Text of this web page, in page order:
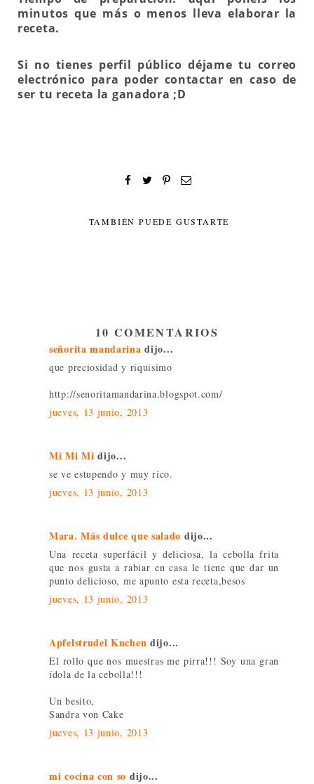
minutos que más o menos lleva elaborar la
receta.
Si no tienes perfil público déjame tu correo
electrónico para poder contactar en caso de
ser tu receta la ganadora ;D
TAMBIÉN PUEDE GUSTARTE
10 COMENTARIOS
señorita mandarina dijo...
que preciosidad y riquisimo
http://senoritamandarina.blogspot.com/
jueves, 13 junio, 2013
Mi Mi Mi dijo...
se ve estupendo y muy rico.
jueves, 13 junio, 2013
Mara. Más dulce que salado dijo...
Una receta superfácil y deliciosa, la cebolla frita
que nos gusta a rabiar en casa le tiene que dar un
punto delicioso, me apunto esta receta,besos
jueves, 13 junio, 2013
Apfelstrudel Kuchen dijo...
El rollo que nos muestras me pirra!!! Soy una gran
ídola de la cebolla!!!
Un besito,
Sandra von Cake
jueves, 13 junio, 2013
mi cocina con so dijo...